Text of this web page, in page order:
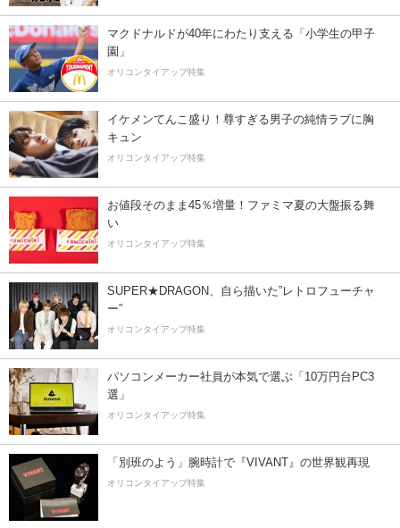
マクドナルドが40年にわたり支える「小学生の甲子
園」
オリコンタイアップ特集
イケメンてんこ盛り！尊すぎる男子の純情ラブに胸
キュン
オリコンタイアップ特集
お値段そのまま45％増量！ファミマ夏の大盤振る舞
い
オリコンタイアップ特集
SUPER★DRAGON、自ら描いた”レトロフューチャ
ー”
オリコンタイアップ特集
パソコンメーカー社員が本気で選ぶ「10万円台PC3
選」
オリコンタイアップ特集
「別班のよう」腕時計で『VIVANT』の世界観再現
オリコンタイアップ特集